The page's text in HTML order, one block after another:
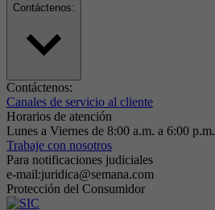
Contáctenos:
Contáctenos:
Canales de servicio al cliente
Horarios de atención
Lunes a Viernes de 8:00 a.m. a 6:00 p.m.
Trabaje con nosotros
Para notificaciones judiciales
e-mail:juridica@semana.com
Protección del Consumidor